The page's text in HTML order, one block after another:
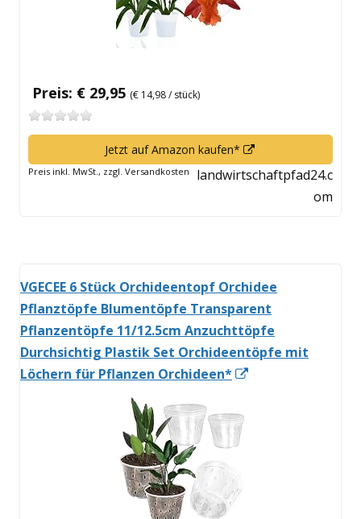
Preis: € 29,95 (€ 14,98 / stück)
Jetzt auf Amazon kaufen*
neuem
Fenster
Preis inkl. MwSt., zzgl. Versandkosten
landwirtschaftpfad24.c
om
VGECEE 6 Stück Orchideentopf Orchidee
Pflanztöpfe Blumentöpfe Transparent
Pflanzentöpfe 11/12.5cm Anzuchttöpfe
Durchsichtig Plastik Set Orchideentöpfe mit
Löchern für Pflanzen Orchideen*